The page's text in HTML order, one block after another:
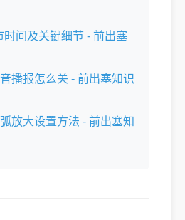
时间及关键细节 - 前出塞
播报怎么关 - 前出塞知识
放大设置方法 - 前出塞知